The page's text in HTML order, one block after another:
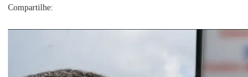
Compartilhe: